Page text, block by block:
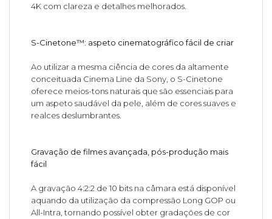
4K com clareza e detalhes melhorados.
S-Cinetone™: aspeto cinematográfico fácil de criar
Ao utilizar a mesma ciência de cores da altamente
conceituada Cinema Line da Sony, o S-Cinetone
oferece meios-tons naturais que são essenciais para
um aspeto saudável da pele, além de cores suaves e
realces deslumbrantes.
Gravação de filmes avançada, pós-produção mais
fácil
A gravação 4:2:2 de 10 bits na câmara está disponível
aquando da utilização da compressão Long GOP ou
All-Intra, tornando possível obter gradações de cor